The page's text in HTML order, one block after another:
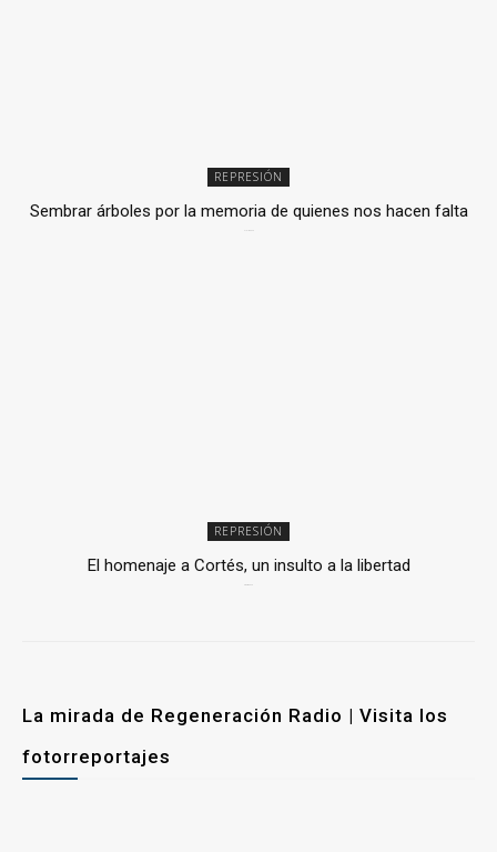
REPRESIÓN
Sembrar árboles por la memoria de quienes nos hacen falta
REPRESIÓN
El homenaje a Cortés, un insulto a la libertad
La mirada de Regeneración Radio | Visita los
fotorreportajes